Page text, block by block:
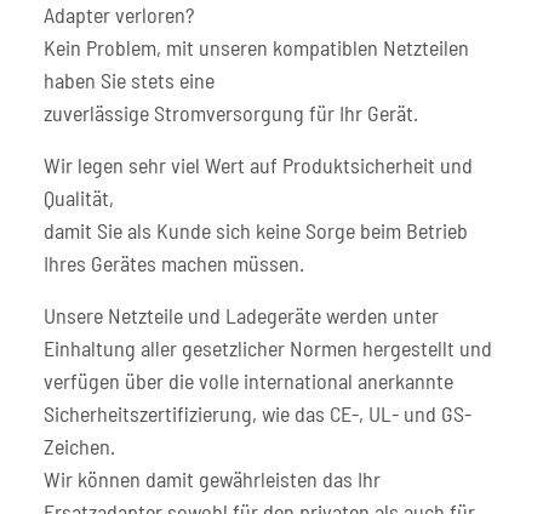
Adapter verloren?
Kein Problem, mit unseren kompatiblen Netzteilen
haben Sie stets eine
zuverlässige Stromversorgung für Ihr Gerät.
Wir legen sehr viel Wert auf Produktsicherheit und
Qualität,
damit Sie als Kunde sich keine Sorge beim Betrieb
Ihres Gerätes machen müssen.
Unsere Netzteile und Ladegeräte werden unter
Einhaltung aller gesetzlicher Normen hergestellt und
verfügen über die volle international anerkannte
Sicherheitszertifizierung, wie das CE-, UL- und GS-
Zeichen.
Wir können damit gewährleisten das Ihr